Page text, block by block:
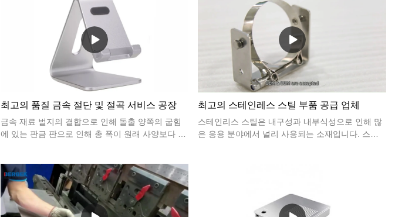
최고의 품질 금속 절단 및 절곡 서비스 공장
금속 재료 벌지의 결합으로 인해 돌출 양쪽의 굽힘
에 있는 판금 판으로 인해 총 폭이 원래 사양보다 커
원래 사양, 벌지 크기보다 크고 재료 두께와 관련되
어야하므로 굽힘 선 공급에서 미리 할 수 ​​있습니다.
재료가 두꺼울수록 더 클 수 있습니다. 같은 길.
최고의 스테인레스 스틸 부품 공급 업체
스테인리스 스틸은 내구성과 내부식성으로 인해 많
은 응용 분야에서 널리 사용되는 소재입니다. 스테